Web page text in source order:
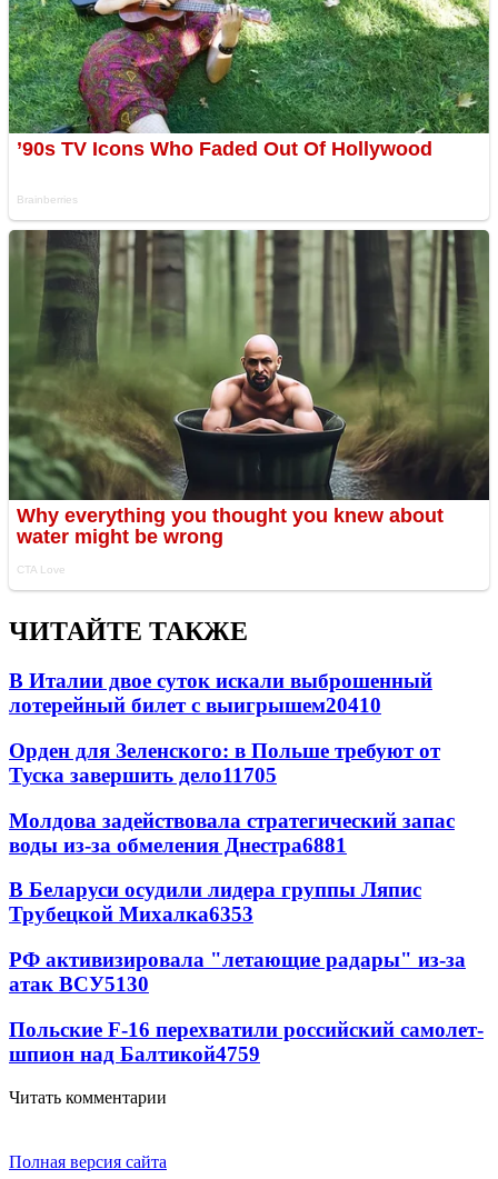
ЧИТАЙТЕ ТАКЖЕ
В Италии двое суток искали выброшенный
лотерейный билет с выигрышем20410
Орден для Зеленского: в Польше требуют от
Туска завершить дело11705
Молдова задействовала стратегический запас
воды из-за обмеления Днестра6881
В Беларуси осудили лидера группы Ляпис
Трубецкой Михалка6353
РФ активизировала "летающие радары" из-за
атак ВСУ5130
Польские F-16 перехватили российский самолет-
шпион над Балтикой4759
Читать комментарии
Полная версия сайта